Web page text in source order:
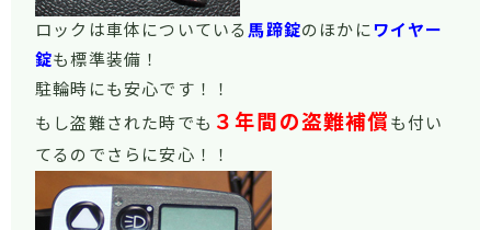
ロックは車体についている 馬蹄錠のほかにワイヤー
錠も標準装備！
駐輪時にも安心です！！
もし盗難された時でも ３年間の盗難補償 も付い
てるのでさらに安心！！